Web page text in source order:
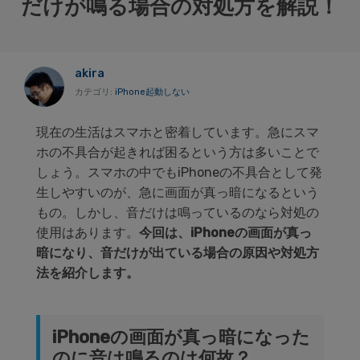
だけが鳴る場合の対処方を解説！
akira
カテゴリ: iPhone起動しない
現在の生活はスマホと密着しています。急にスマ
ホの不具合が起きれば困るという方は多いことで
しょう。スマホの中でもiPhoneの不具合として発
生しやすいのが、急に画面が真っ暗になるという
もの。しかし、音だけは鳴っているのなら対処の
使用はあります。 今回は、iPhoneの画面が真っ
暗になり、音だけが出ている場合の原因や対処方
法を紹介します。
iPhoneの画面が真っ暗になった